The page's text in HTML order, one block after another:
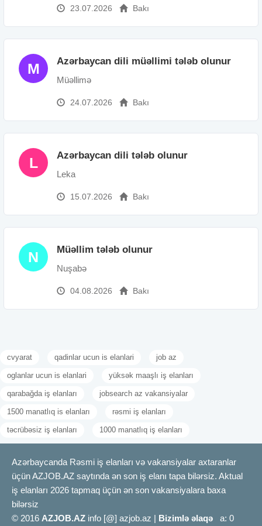
23.07.2026 Bakı
M Azərbaycan dili müəllimi tələb olunur
Müəllimə
24.07.2026 Bakı
L Azərbaycan dili tələb olunur
Leka
15.07.2026 Bakı
N Müəllim tələb olunur
Nuşabə
04.08.2026 Bakı
cvyarat qadinlar ucun is elanlari job az
oglanlar ucun is elanlari yüksək maaşlı iş elanları
qarabağda iş elanları jobsearch az vakansiyalar
1500 manatlıq is elanları rəsmi iş elanları
təcrübəsiz iş elanları 1000 manatlıq iş elanları
Azərbaycanda Rəsmi iş elanları və vakansiyalar axtaranlar
üçün AZJOB.AZ saytında ən son iş elanı tapa bilərsiz. Aktual
iş elanları 2026 tapmaq üçün ən son vakansiyalara baxa
bilərsiz
© 2016 AZJOB.AZ info [@] azjob.az | Bizimlə əlaqə a: 0